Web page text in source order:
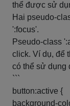
thể được sử
Hai pseudo-
':focus'.
Pseudo-class
click. Ví dụ, để
có thể sử dụng
```
button:active {
background-